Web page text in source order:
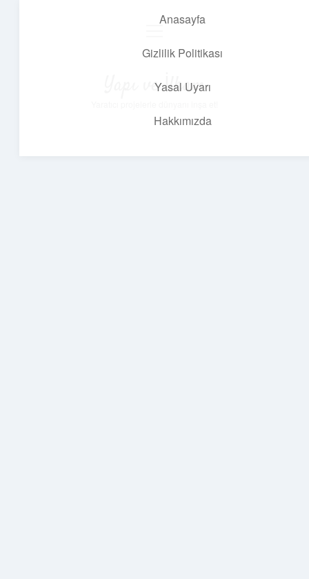
Anasayfa
Gizlilik Politikası
Yasal Uyarı
Hakkımızda
Yapı ve İlham